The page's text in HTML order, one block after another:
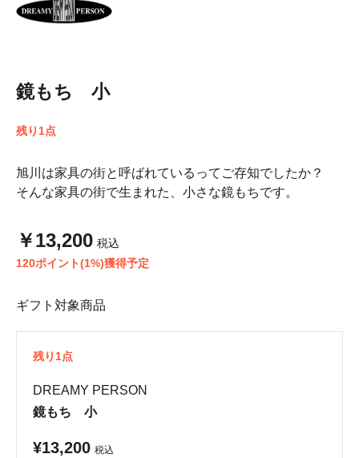
鏡もち 小
残り1点
旭川は家具の街と呼ばれているってご存知でしたか？
そんな家具の街で生まれた、小さな鏡もちです。
￥13,200 税込
120ポイント(1%)獲得予定
ギフト対象商品
残り1点
DREAMY PERSON
鏡もち 小
¥13,200 税込